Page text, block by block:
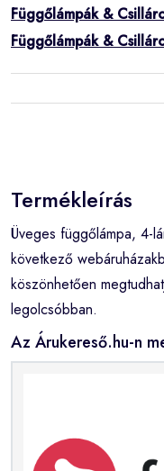
Függőlámpák &
Függőlámpák &
Termékleírás
Üveges függőlámpa, 4-
következő
köszönhetően
legolcsóbban.
Az Árukereső.hu-n